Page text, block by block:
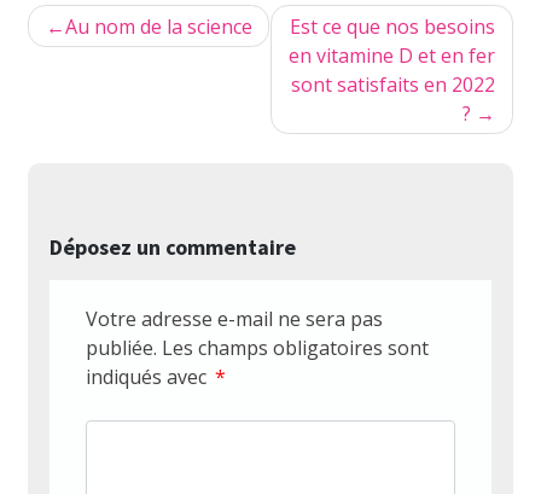
Navigation
de
Au nom de la science
Est ce que nos besoins
en vitamine D et en fer
sont satisfaits en 2022
?
Déposez un commentaire
Votre adresse e-mail ne sera pas
publiée. Les champs obligatoires sont
indiqués avec *